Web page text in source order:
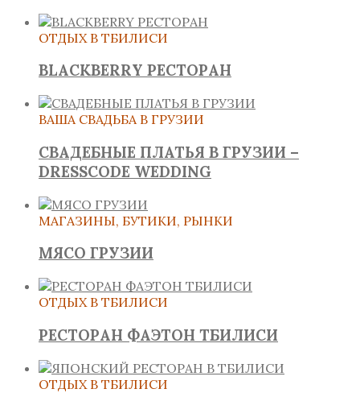
ОТДЫХ В ТБИЛИСИ
BLACKBERRY РЕСТОРАН
ВАША СВАДЬБА В ГРУЗИИ
СВАДЕБНЫЕ ПЛАТЬЯ В ГРУЗИИ –
DRESSCODE WEDDING
МАГАЗИНЫ, БУТИКИ, РЫНКИ
МЯСО ГРУЗИИ
ОТДЫХ В ТБИЛИСИ
РЕСТОРАН ФАЭТОН ТБИЛИСИ
ОТДЫХ В ТБИЛИСИ